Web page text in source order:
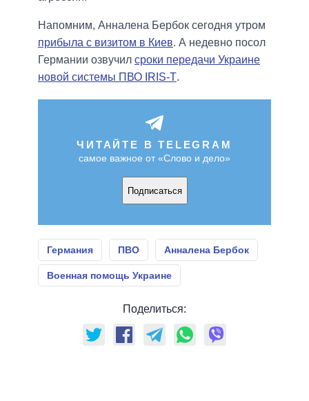
Напомним, Анналена Бербок сегодня утром
прибыла с визитом в Киев. А недевно посол
Германии озвучил сроки передачи Украине
новой системы ПВО IRIS-T.
ЧИТАЙТЕ В TELEGRAM
самое важное от «Слово и дело»
Подписаться
Германия ПВО Анналена Бербок
Военная помощь Украине
Поделиться: